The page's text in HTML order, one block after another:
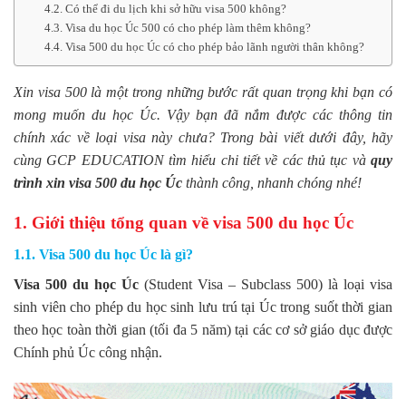
4.2. Có thể đi du lịch khi sở hữu visa 500 không?
4.3. Visa du học Úc 500 có cho phép làm thêm không?
4.4. Visa 500 du học Úc có cho phép bảo lãnh người thân không?
Xin visa 500 là một trong những bước rất quan trọng khi bạn có
mong muốn du học Úc. Vậy bạn đã nắm được các thông tin
chính xác về loại visa này chưa? Trong bài viết dưới đây, hãy
cùng GCP EDUCATION tìm hiểu chi tiết về các thủ tục và quy
trình xin visa 500 du học Úc thành công, nhanh chóng nhé!
1. Giới thiệu tổng quan về visa 500 du học Úc
1.1. Visa 500 du học Úc là gì?
Visa 500 du học Úc (Student Visa – Subclass 500) là loại visa
sinh viên cho phép du học sinh lưu trú tại Úc trong suốt thời gian
theo học toàn thời gian (tối đa 5 năm) tại các cơ sở giáo dục được
Chính phủ Úc công nhận.